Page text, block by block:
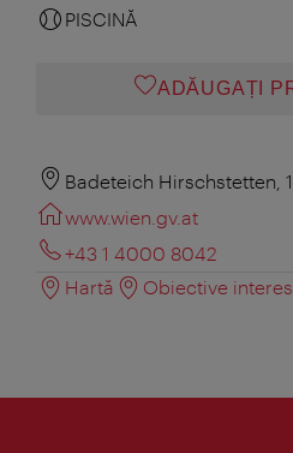
PISCINĂ
ADĂUGAȚI
Badeteich Hirschstetten,
www.wien.gv.at
+43 1 4000 8042
Hartă
Obiective